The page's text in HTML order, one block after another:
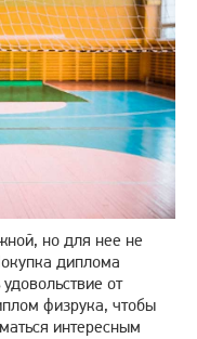
но для нее не
диплома
от
физрука, чтобы
интересным